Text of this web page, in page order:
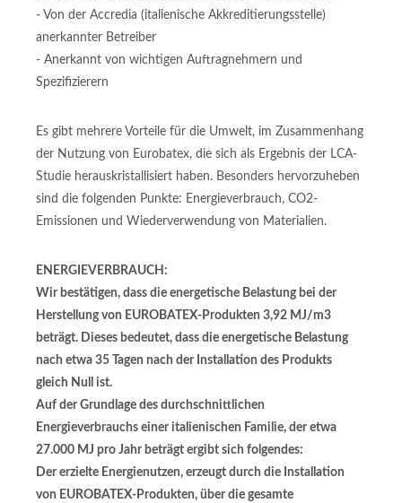
- Von der Accredia (italienische Akkreditierungsstelle)
anerkannter Betreiber
- Anerkannt von wichtigen Auftragnehmern und
Spezifizierern
Es gibt mehrere Vorteile für die Umwelt, im Zusammenhang
der Nutzung von Eurobatex, die sich als Ergebnis der LCA-
Studie herauskristallisiert haben. Besonders hervorzuheben
sind die folgenden Punkte: Energieverbrauch, CO2-
Emissionen und Wiederverwendung von Materialien.
ENERGIEVERBRAUCH:
Wir bestätigen, dass die energetische Belastung bei der
Herstellung von EUROBATEX-Produkten 3,92 MJ/m3
beträgt. Dieses bedeutet, dass die energetische Belastung
nach etwa 35 Tagen nach der Installation des Produkts
gleich Null ist.
Auf der Grundlage des durchschnittlichen
Energieverbrauchs einer italienischen Familie, der etwa
27.000 MJ pro Jahr beträgt ergibt sich folgendes:
Der erzielte Energienutzen, erzeugt durch die Installation
von EUROBATEX-Produkten, über die gesamte